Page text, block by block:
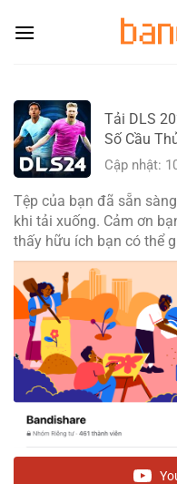
Tải DLS
Số Cầu
Cập nhật:
Tệp của bạn đã sẵn
khi tải xuống. Cảm ơn
thấy hữu ích bạn có thể